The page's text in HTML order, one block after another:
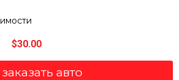
$30.00
заказать авто